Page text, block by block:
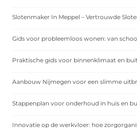
Slotenmaker In Meppel – Vertrouwde
Gids voor probleemloos wonen: van
Praktische gids voor binnenklimaat en
Aanbouw Nijmegen voor een slimme
Stappenplan voor onderhoud in huis en
Innovatie op de werkvloer: hoe